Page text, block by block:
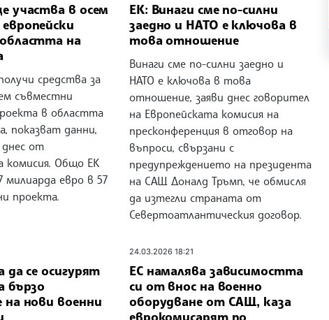
участва в осем
на
средства за
съвместни
в областта
показват данни,
днес от
комисия. Общо ЕК
милиарда евро в 57
проекта.
ЕК: Винаги сме по-силни
заедно и НАТО е ключова в
това отношение
Винаги сме по-силни заедно и
НАТО е ключова в това
отношение, заяви днес говорител
на Европейската комисия на
пресконференция в отговор на
въпроси, свързани с
предупреждението на президента
на САЩ Доналд Тръмп, че обмисля
да изтегли страната от
Севертоатлантическия договор.
да се осигурят
бързо
на нови военни
24.03.2026 18:21
ЕС намалява зависимостта
си от внос на военно
оборудване от САЩ, каза
еврокомисарят по